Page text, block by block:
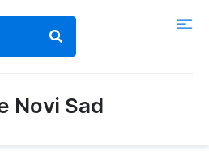
Novi Sad